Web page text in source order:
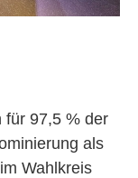
für 97,5 % der
als
Wahlkreis